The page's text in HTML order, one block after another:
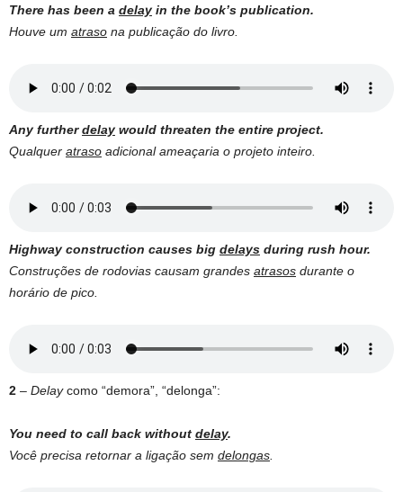
There has been a delay in the book’s publication.
Houve um atraso na publicação do livro.
Any furtherdelay would threaten the entire project.
Qualquer atraso adicional ameaçaria o projeto inteiro.
Highway construction causes big delays during rush hour.
Construções de rodovias causam grandes atrasos durante o
horário de pico.
2 – Delaycomo “demora”, “delonga”:
You need to call back without delay.
Você precisa retornar a ligação sem delongas